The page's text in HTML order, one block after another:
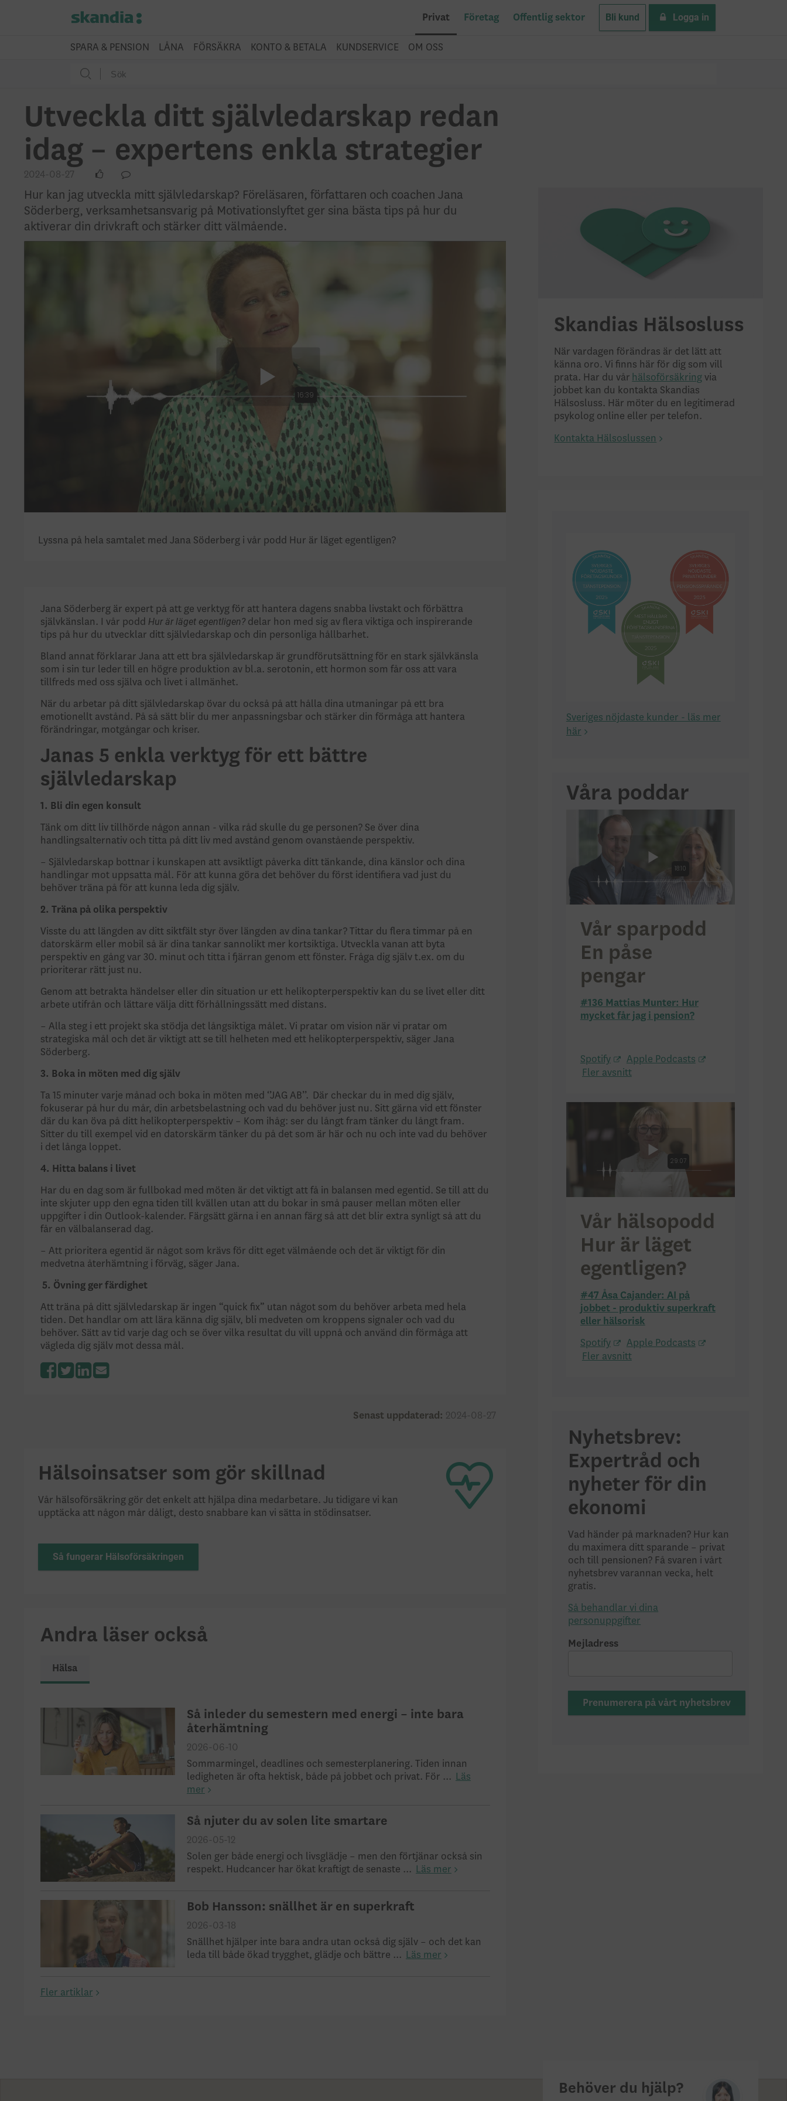
Privat Företag Offentlig sektor Bli kund Logga in
SPARA & PENSION LÅNA FÖRSÄKRA KONTO & BETALA KUNDSERVICE OM OSS
Utveckla ditt självledarskap redan
idag – expertens enkla strategier
2024-08-27
Hur kan jag utveckla mitt självledarskap? Föreläsaren, författaren och coachen Jana
Söderberg, verksamhetsansvarig på Motivationslyftet ger sina bästa tips på hur du
aktiverar din drivkraft och stärker ditt välmående.
Lyssna på hela samtalet med Jana Söderberg i vår podd Hur är läget egentligen?
Jana Söderberg är expert på att ge verktyg för att hantera dagens snabba livstakt och förbättra
självkänslan. I vår podd Hur är läget egentligen?delar hon med sig av flera viktiga och inspirerande
tips på hur du utvecklar ditt självledarskap och din personliga hållbarhet.
Bland annat förklarar Jana att ett bra självledarskap är grundförutsättning för en stark självkänsla
som i sin tur leder till en högre produktion av bl.a. serotonin, ett hormon som får oss att vara
tillfreds med oss själva och livet i allmänhet.
När du arbetar på ditt självledarskap övar du också på att hålla dina utmaningar på ett bra
emotionellt avstånd. På så sätt blir du mer anpassningsbar och stärker din förmåga att hantera
förändringar, motgångar och kriser.
Janas 5 enkla verktyg för ett bättre
självledarskap
1. Bli din egen konsult
Tänk om ditt liv tillhörde någon annan - vilka råd skulle du ge personen? Se över dina
handlingsalternativ och titta på ditt liv med avstånd genom ovanstående perspektiv.
– Självledarskap bottnar i kunskapen att avsiktligt påverka ditt tänkande, dina känslor och dina
handlingar mot uppsatta mål. För att kunna göra det behöver du först identifiera vad just du
behöver träna på för att kunna leda dig själv.
2. Träna på olika perspektiv
Visste du att längden av ditt siktfält styr över längden av dina tankar? Tittar du flera timmar på en
datorskärm eller mobil så är dina tankar sannolikt mer kortsiktiga. Utveckla vanan att byta
perspektiv en gång var 30. minut och titta i fjärran genom ett fönster. Fråga dig själv t.ex. om du
prioriterar rätt just nu.
Genom att betrakta händelser eller din situation ur ett helikopterperspektiv kan du se livet eller ditt
arbete utifrån och lättare välja ditt förhållningssätt med distans.
– Alla steg i ett projekt ska stödja det långsiktiga målet. Vi pratar om vision när vi pratar om
strategiska mål och det är viktigt att se till helheten med ett helikopterperspektiv, säger Jana
Söderberg.
3. Boka in möten med dig själv
Ta 15 minuter varje månad och boka in möten med ‘’JAG AB’’. Där checkar du in med dig själv,
fokuserar på hur du mår, din arbetsbelastning och vad du behöver just nu. Sitt gärna vid ett fönster
där du kan öva på ditt helikopterperspektiv – Kom ihåg: ser du långt fram tänker du långt fram.
Sitter du till exempel vid en datorskärm tänker du på det som är här och nu och inte vad du behöver
i det långa loppet.
4. Hitta balans i livet
Har du en dag som är fullbokad med möten är det viktigt att få in balansen med egentid. Se till att du
inte skjuter upp den egna tiden till kvällen utan att du bokar in små pauser mellan möten eller
uppgifter i din Outlook-kalender. Färgsätt gärna i en annan färg så att det blir extra synligt så att du
får en välbalanserad dag.
– Att prioritera egentid är något som krävs för ditt eget välmående och det är viktigt för din
medvetna återhämtning i förväg, säger Jana.
5. Övning ger färdighet
Att träna på ditt självledarskap är ingen “quick fix” utan något som du behöver arbeta med hela
tiden. Det handlar om att lära känna dig själv, bli medveten om kroppens signaler och vad du
behöver. Sätt av tid varje dag och se över vilka resultat du vill uppnå och använd din förmåga att
vägleda dig själv mot dessa mål.
Senast uppdaterad: 2024-08-27
Hälsoinsatser som gör skillnad
Vår hälsoförsäkring gör det enkelt att hjälpa dina medarbetare. Ju tidigare vi kan
upptäcka att någon mår dåligt, desto snabbare kan vi sätta in stödinsatser.
Så fungerar Hälsoförsäkringen
Andra läser också
Hälsa
Så inleder du semestern med energi – inte bara
återhämtning
2026-06-10
Sommarmingel, deadlines och semesterplanering. Tiden innan
ledigheten är ofta hektisk, både på jobbet och privat. För ...
Läs
mer
Så njuter du av solen lite smartare
2026-05-12
Solen ger både energi och livsglädje – men den förtjänar också sin
respekt. Hudcancer har ökat kraftigt de senaste ...
Läs mer
Bob Hansson: snällhet är en superkraft
2026-03-18
Snällhet hjälper inte bara andra utan också dig själv – och det kan
leda till både ökad trygghet, glädje och bättre ...
Läs mer
Fler artiklar
Skandias Hälso­sluss
När vardagen förändras är det lätt att
känna oro. Vi finns här för dig som vill
prata. Har du vår hälsoförsäkring via
jobbet kan du kontakta Skandias
Hälsosluss. Här möter du en legitimerad
psykolog online eller per telefon.
Kontakta Hälsoslussen
Sveriges nöjdaste kunder - läs mer
här
Våra poddar
Vår sparpodd
En påse
pengar
#136 Mattias Munter: Hur
mycket får jag i pension?
Spotify
Apple Podcasts
Fler avsnitt
Vår hälsopodd
Hur är läget
egentligen?
#47 Åsa Cajander: AI på
jobbet - produktiv superkraft
eller hälsorisk
Spotify
Apple Podcasts
Fler avsnitt
Nyhetsbrev:
Expertråd och
nyheter för din
ekonomi
Vad händer på marknaden? Hur kan
du maximera ditt sparande – privat
och till pensionen? Få svaren i vårt
nyhetsbrev varannan vecka, helt
gratis.
Så behandlar vi dina
personuppgifter
Mejladress
Prenumerera på vårt nyhetsbrev
Behöver du hjälp?